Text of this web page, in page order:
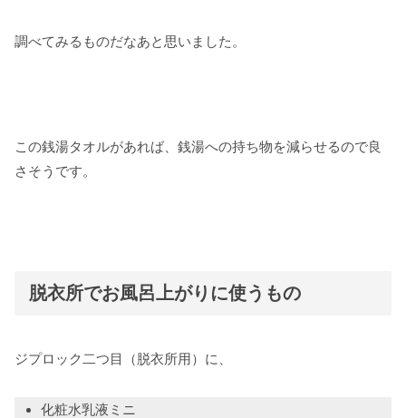
調べてみるものだなあと思いました。
この銭湯タオルがあれば、銭湯への持ち物を減らせるので良
さそうです。
脱衣所でお風呂上がりに使うもの
ジプロック二つ目（脱衣所用）に、
化粧水乳液ミニ